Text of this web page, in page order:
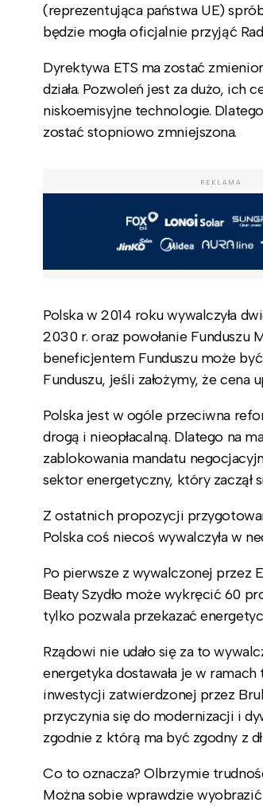
(reprezentująca państwa UE)
będzie mogła oficjalnie przyjąć
Dyrektywa ETS ma zostać
działa. Pozwoleń jest za dużo, ich
niskoemisyjne technologie.
zostać stopniowo zmniejszona.
REKLAMA
Polska w 2014 roku wywalczyła
2030 r. oraz powołanie Funduszu
beneficjentem Funduszu może
Funduszu, jeśli założymy, że
Polska jest w ogóle przeciwna
drogą i nieopłacalną. Dlatego na
zablokowania mandatu
sektor energetyczny, który zaczął
Z ostatnich propozycji
Polska coś niecoś wywalczyła w
Po pierwsze z wywalczonej przez
Beaty Szydło może wykręcić 60
tylko pozwala przekazać
Rządowi nie udało się za to
energetyka dostawała je w
inwestycji zatwierdzonej przez
przyczynia się do modernizacji i
zgodnie z którą ma być zgodny z
Co to oznacza? Olbrzymie
Można sobie wprawdzie